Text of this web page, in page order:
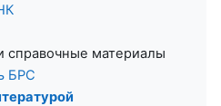
справочные материалы
БРС